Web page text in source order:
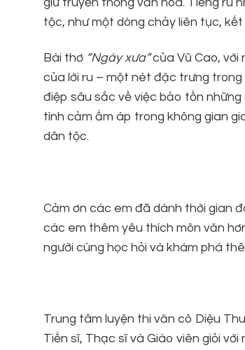
giữ truyền thống văn hóa. Tiếng ru
tộc, như một dòng chảy liên tục, kết
Bài thơ “Ngày xưa”của Vũ Cao, với
của lời ru – một nét đặc trưng
điệp sâu sắc về việc bảo tồn
tình cảm ấm áp trong không gian
dân tộc.
Cảm ơn các em đã dành thời gian
các em thêm yêu thích môn văn
người cùng học hỏi và khám phá
Trung tâm luyện thi văn cô Diệu
Tiến sĩ, Thạc sĩ và Giáo viên giỏi